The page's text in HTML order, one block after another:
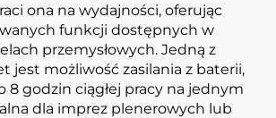
ona na wydajności, oferując
funkcji dostępnych w
przemysłowych. Jedną z
jest możliwość zasilania z baterii,
8 godzin ciągłej pracy na jednym
dla imprez plenerowych lub